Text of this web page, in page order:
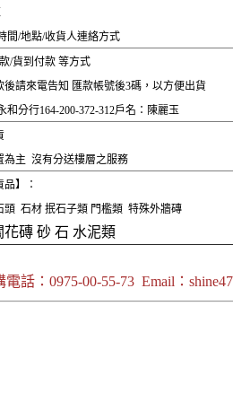
間/地點/收貨人連絡方式
/貨到付款 等方式
後請來電告知 匯款帳號後3碼，以方便出貨
和分行164-200-372-312戶名：陳麗玉
為主 沒有分送樓層之服務
】：
石材 抿石子類 門檻類 特殊外牆磚
磚 砂 石 水泥類
話：0975-00-55-73 Email：